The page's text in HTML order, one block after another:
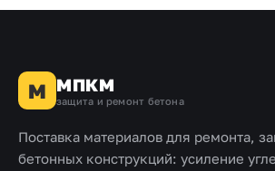
М МПКМ
защита и ремонт бетона
Поставка материалов для ремонта,
бетонных конструкций: усиление